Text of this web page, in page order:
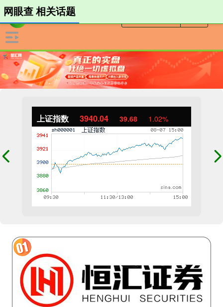
上证指数 3940.04 39.68 1.02%
网眼查 相关话题